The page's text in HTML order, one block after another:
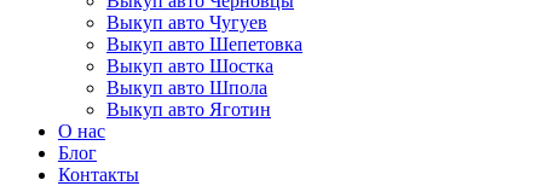
Выкуп авто Чугуев
Выкуп авто Шепетовка
Выкуп авто Шостка
Выкуп авто Шпола
Выкуп авто Яготин
О нас
Блог
Контакты